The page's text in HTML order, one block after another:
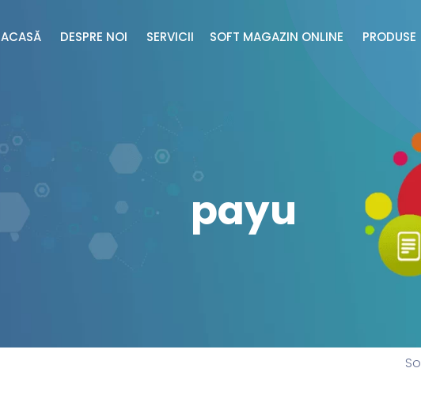
ACASĂ DESPRE NOI SERVICII SOFT MAGAZIN ONLINE PRODUSE
payu